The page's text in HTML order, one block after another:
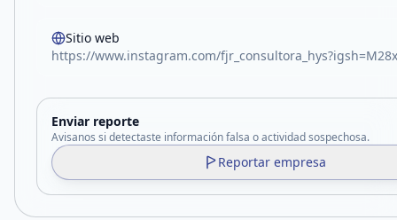
Sitio web
https://www.instagram.com/
Enviar reporte
Avisanos si detectaste información falsa o actividad sospechosa.
Reportar empresa